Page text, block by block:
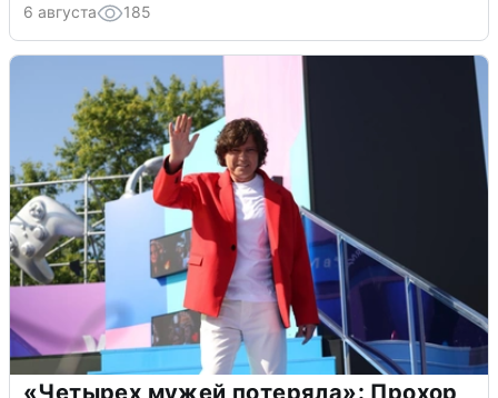
6 августа 185
«Четырех мужей потеряла»: Прохор